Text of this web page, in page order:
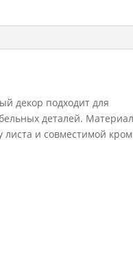
декор подходит для
деталей. Материал
и совместимой